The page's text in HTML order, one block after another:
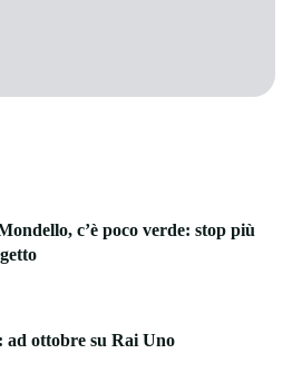
c’è poco verde: stop più
ottobre su Rai Uno